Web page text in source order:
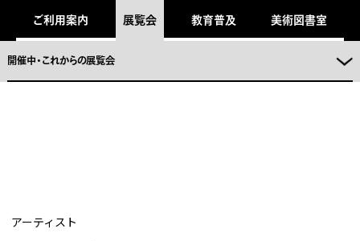
ご利用案内 展覧会 教育普及 美術図書室
開催中・これからの展覧会
アーティスト